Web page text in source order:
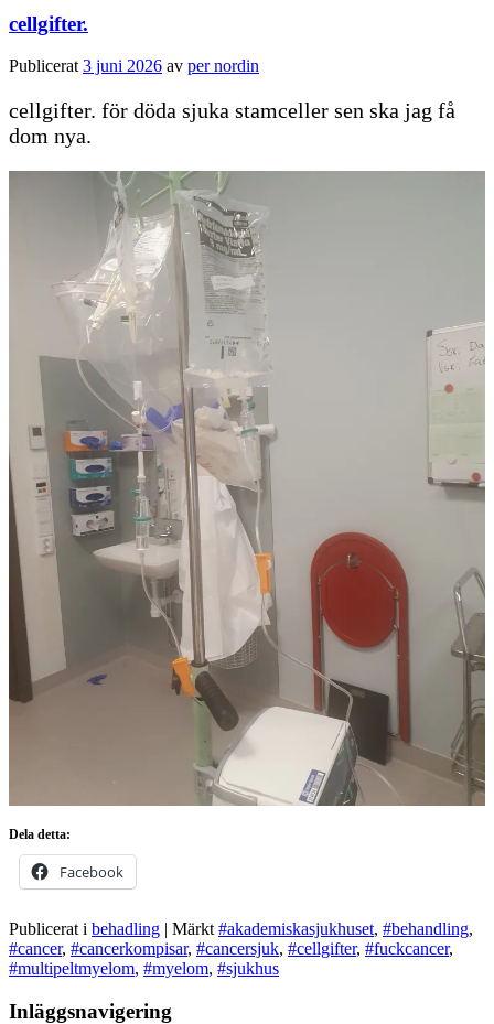
cellgifter.
Publicerat3 juni 2026 av per nordin
cellgifter. för döda sjuka stamceller sen ska jag få
dom nya.
Dela detta:
Facebook
Publicerat i behadling Märkt #akademiskasjukhuset, #behandling,
#cancer, #cancerkompisar, #cancersjuk, #cellgifter, #fuckcancer,
#multipeltmyelom, #myelom, #sjukhus
Inläggsnavigering